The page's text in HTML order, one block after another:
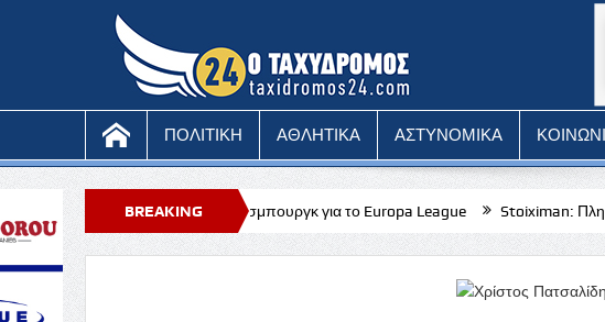
ΠΟΛΙΤΙΚΗ ΑΘΛΗΤΙΚΑ ΑΣΤΥΝΟΜΙΚΑ
BREAKING
NEWS
στη Σάλτσμπουργκ για το Europa League Stoiximan: Πληθώρα επιλογών